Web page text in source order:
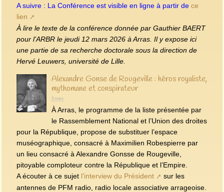
A suivre : La Conférence est visible en ligne à partir de ce
lien
À lire le texte de la conférence donnée par Gauthier BAERT
pour l’ARBR le jeudi 12 mars 2026 à Arras. Il y expose ici
une partie de sa recherche doctorale sous la direction de
Hervé Leuwers, université de Lille.
Alexandre Gonse de Rougeville : héros royaliste,
mythomane et conspirateur
5 mars
À Arras, le programme de la liste présentée par
le Rassemblement National et l’Union des droites
pour la République, propose de substituer l’espace
muséographique, consacré à Maximilien Robespierre par
un lieu consacré à Alexandre Gonsse de Rougeville,
pitoyable comploteur contre la République et l’Empire.
A écouter à ce sujet l’interview du Président
sur les
antennes de PFM radio, radio locale associative arrageoise.